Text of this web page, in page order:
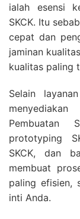
ialah esensi
SKCK. Itu
cepat dan
jaminan
kualitas paling
Selain
Pembuatan
prototyping
SKCK, dan
membuat
paling efisien,
inti Anda.